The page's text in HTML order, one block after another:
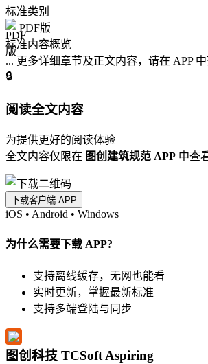
标准类别
PDF版
标准内容概览
... 更多详细章节及正文内容，请在 APP
🔒
阅读全文内容
为提供更好的阅读体验
全文内容仅限在 图创建筑规范 APP 中查
下载客户端 APP
iOS • Android • Windows
为什么需要下载 APP?
支持离线缓存，无网也能看
实时更新，掌握最新标准
支持多端登陆与同步
图创科技 TCSoft Aspiring